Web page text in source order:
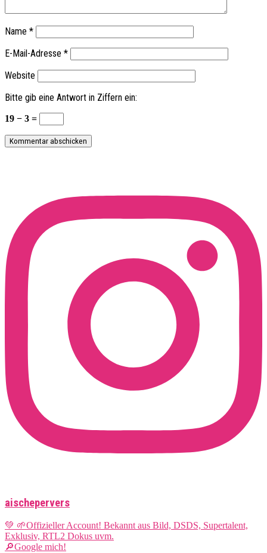
Name *
E-Mail-Adresse *
Website
Bitte gib eine Antwort in Ziffern ein:
19 − 3 =
aischepervers
💚 🌱Offizieller Account! Bekannt aus Bild, DSDS, Supertalent,
Exklusiv, RTL2 Dokus uvm.
🔎Google mich!